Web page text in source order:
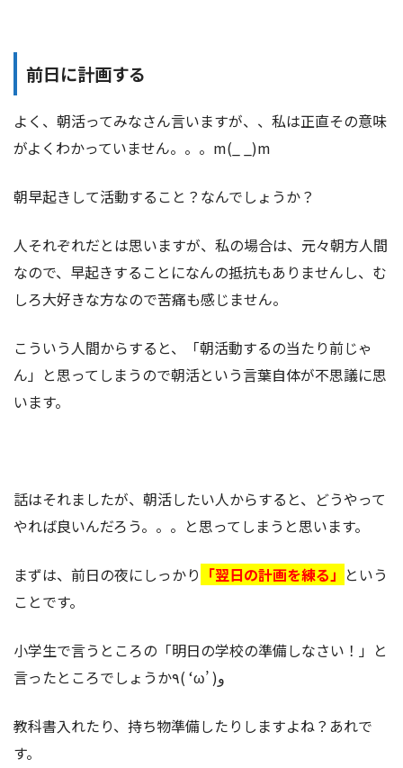
前日に計画する
よく、朝活ってみなさん言いますが、、私は正直その意味
がよくわかっていません。。。m(_ _)m
朝早起きして活動すること？なんでしょうか？
人それぞれだとは思いますが、私の場合は、元々朝方人間
なので、早起きすることになんの抵抗もありませんし、む
しろ大好きな方なので苦痛も感じません。
こういう人間からすると、「朝活動するの当たり前じゃ
ん」と思ってしまうので朝活という言葉自体が不思議に思
います。
話はそれましたが、朝活したい人からすると、どうやって
やれば良いんだろう。。。と思ってしまうと思います。
まずは、前日の夜にしっかり 「翌日の計画を練る」 という
ことです。
小学生で言うところの「明日の学校の準備しなさい！」と
言ったところでしょうか٩( ‘ω’ )و
教科書入れたり、持ち物準備したりしますよね？あれで
す。